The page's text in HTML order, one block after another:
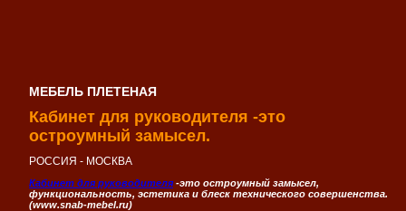
МЕБЕЛЬ ПЛЕТЕНАЯ
Кабинет для руководителя -это
остроумный замысел.
РОССИЯ - МОСКВА
Кабинет для руководителя-это остроумный замысел,
функциональность, эстетика и блеск технического совершенства.
(www.snab-mebel.ru)